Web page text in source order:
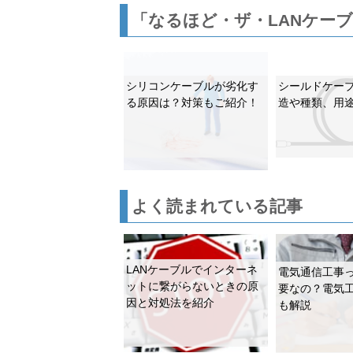
「なるほど・ザ・LANケー
シリコンケーブルが劣化す
る原因は？対策もご紹介！
シールドケー
造や種類、用
よく読まれている記事
LANケーブルでインターネ
ットに繋がらないときの原
因と対処法を紹介
電気通信工事
要なの？電気
も解説